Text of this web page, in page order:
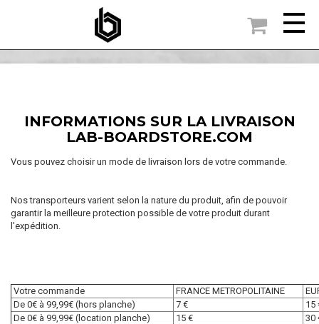
ACCUEIL
INFORMATIONS SUR LA LIVRAISON
LAB-BOARDSTORE.COM
Vous pouvez choisir un mode de livraison lors de votre commande.
Nos transporteurs varient selon la nature du produit, afin de pouvoir
garantir la meilleure protection possible de votre produit durant
l'expédition.
Votre commande FRANCE METROPOLITAINE
De 0€ à 99,99€ (hors planche)
7 €
15
De 0€ à 99,99€ (location planche)
15 €
30
